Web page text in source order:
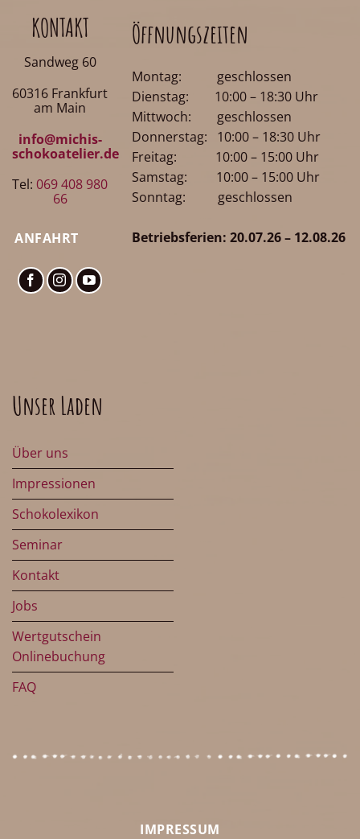
KONTAKT
Sandweg 60
60316 Frankfurt
am Main
info@michis-
schokoatelier.de
Tel:069 408 980
66
ANFAHRT
Öffnungszeiten
Montag: geschlossen
Dienstag: 10:00 – 18:30 Uhr
Mittwoch: geschlossen
Donnerstag: 10:00 – 18:30 Uhr
Freitag: 10:00 – 15:00 Uhr
Samstag: 10:00 – 15:00 Uhr
Sonntag: geschlossen
Betriebsferien: 20.07.26 – 12.08.26
Unser Laden
Über uns
Impressionen
Schokolexikon
Seminar
Kontakt
Jobs
Wertgutschein
Onlinebuchung
FAQ
IMPRESSUM